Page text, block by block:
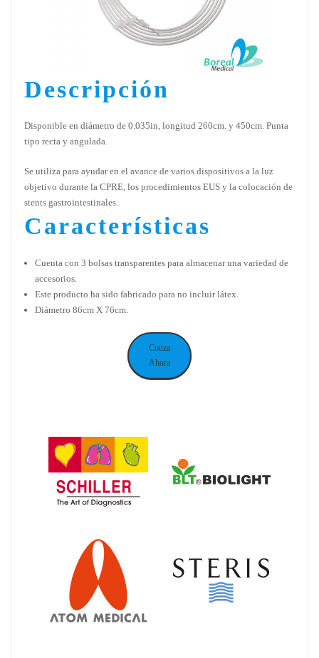
Descripción
Disponible en diámetro de 0.035in, longitud 260cm. y 450cm. Punta
tipo recta y angulada.
Se utiliza para ayudar en el avance de varios dispositivos a la luz
objetivo durante la CPRE, los procedimientos EUS y la colocación de
stents gastrointestinales.
Características
Cuenta con 3 bolsas transparentes para almacenar una variedad de
accesorios.
Este producto ha sido fabricado para no incluir látex.
Diámetro 86cm X 76cm.
Cotiza
Ahora